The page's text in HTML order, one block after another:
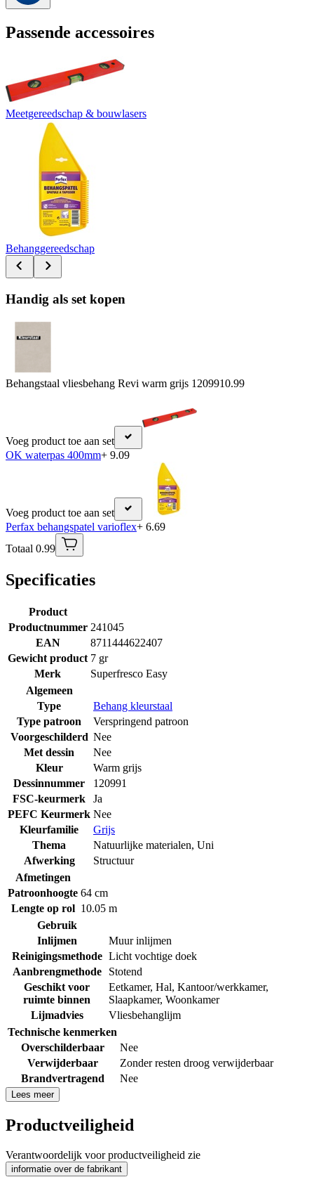
Passende accessoires
Meetgereedschap & bouwlasers
Behanggereedschap
Handig als set kopen
Behangstaal vliesbehang Revi warm grijs 1209910.99
Voeg product toe aan set
OK waterpas 400mm+ 9.09
Voeg product toe aan set
Perfax behangspatel varioflex+ 6.69
Totaal 0.99
Specificaties
Product
Productnummer 241045
EAN
8711444622407
Gewicht product 7 gr
Merk
Superfresco Easy
Algemeen
Type
Behang kleurstaal
Type patroon
Verspringend patroon
Voorgeschilderd Nee
Met dessin
Nee
Kleur
Warm grijs
Dessinnummer
120991
FSC-keurmerk
Ja
PEFC Keurmerk Nee
Kleurfamilie
Grijs
Thema
Natuurlijke materialen, Uni
Afwerking
Structuur
Afmetingen
Patroonhoogte 64 cm
Lengte op rol 10.05 m
Gebruik
Inlijmen
Muur inlijmen
Reinigingsmethode Licht vochtige doek
Aanbrengmethode
Stotend
Geschikt voor
ruimte binnen
Eetkamer, Hal, Kantoor/werkkamer,
Slaapkamer, Woonkamer
Lijmadvies
Vliesbehanglijm
Technische kenmerken
Overschilderbaar
Nee
Verwijderbaar
Zonder resten droog verwijderbaar
Brandvertragend
Nee
Lees meer
Productveiligheid
Verantwoordelijk voor productveiligheid zie
informatie over de fabrikant